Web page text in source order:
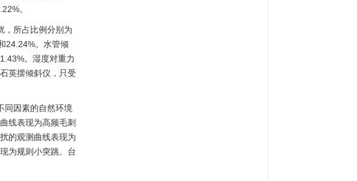
。
，所占比例分别为
24.24%。水管倾
。湿度对重力
英摆倾斜仪，只受
同因素的自然环境
线表现为高频毛刺
的观测曲线表现为
为规则小突跳、台